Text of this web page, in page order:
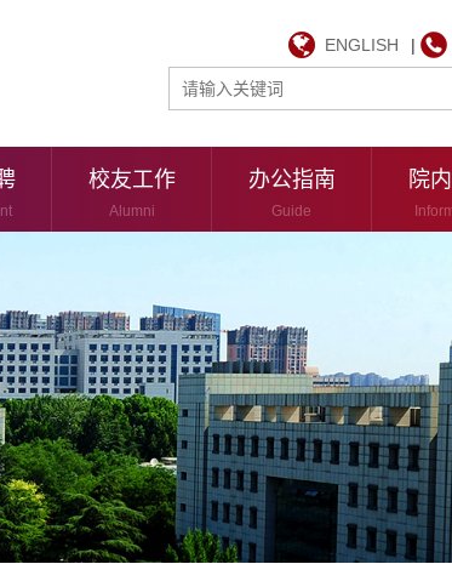
ENGLISH |
校友工作
Alumni
办公指南
Guide
院